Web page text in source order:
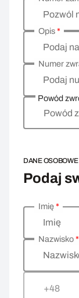
Pozwól
Opis*
Podaj
Numer
Powód
Powód
DANE OSOBOWE
Podaj
Wprowadź
Imię
Imię*
Nazwisko*
+48